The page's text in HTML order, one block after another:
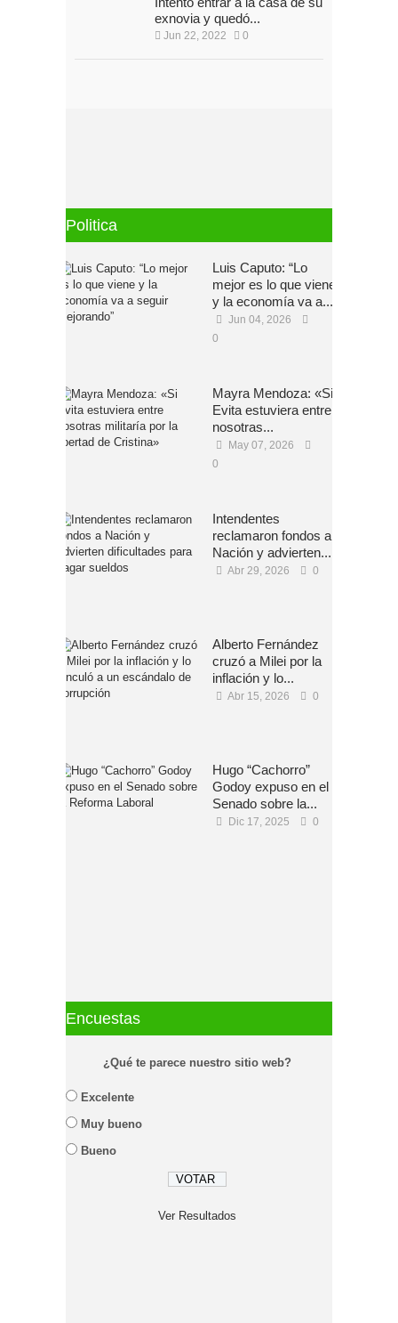
exnovia y quedó...
Jun 22, 2022 0
Politica
Luis Caputo: “Lo
mejor es lo que viene
y la economía va a...
Jun 04, 2026
0
Mayra Mendoza: «Si
Evita estuviera entre
nosotras...
May 07, 2026
0
Intendentes
reclamaron fondos a
Nación y advierten...
Abr 29, 2026 0
Alberto Fernández
cruzó a Milei por la
inflación y lo...
Abr 15, 2026 0
Hugo “Cachorro”
Godoy expuso en el
Senado sobre la...
Dic 17, 2025 0
Encuestas
¿Qué te parece nuestro sitio web?
Excelente
Muy bueno
Bueno
Ver Resultados